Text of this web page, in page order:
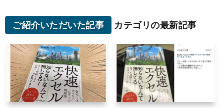
ご紹介いただいた記事 カテゴリの最新記事